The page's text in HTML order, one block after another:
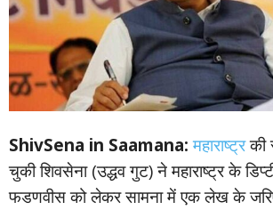
ShivSena in Saamana:महाराष्ट्रकी
चुकी शिवसेना (उद्धव गुट) ने महाराष्ट्र के
फडणवीस को लेकर सामना में एक लेख के जरिए